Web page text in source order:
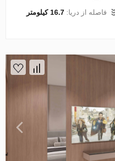
فاصله از دریا:16.7 کیلومتر